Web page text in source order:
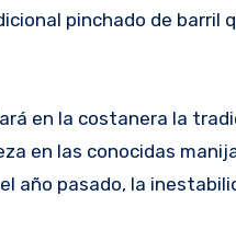
pinchado de barril
en la costanera la
en las conocidas
año pasado, la